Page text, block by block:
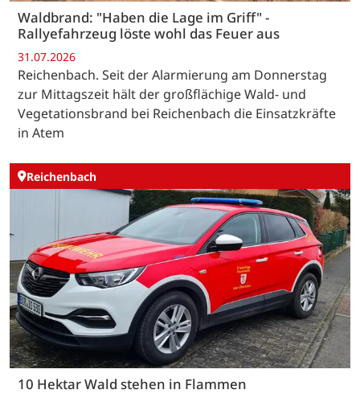
Waldbrand: "Haben die Lage im Griff" -
Rallyefahrzeug löste wohl das Feuer aus
31.07.2026
Reichenbach. Seit der Alarmierung am Donnerstag
zur Mittagszeit hält der großflächige Wald- und
Vegetationsbrand bei Reichenbach die Einsatzkräfte
in Atem
Reichenbach
10 Hektar Wald stehen in Flammen